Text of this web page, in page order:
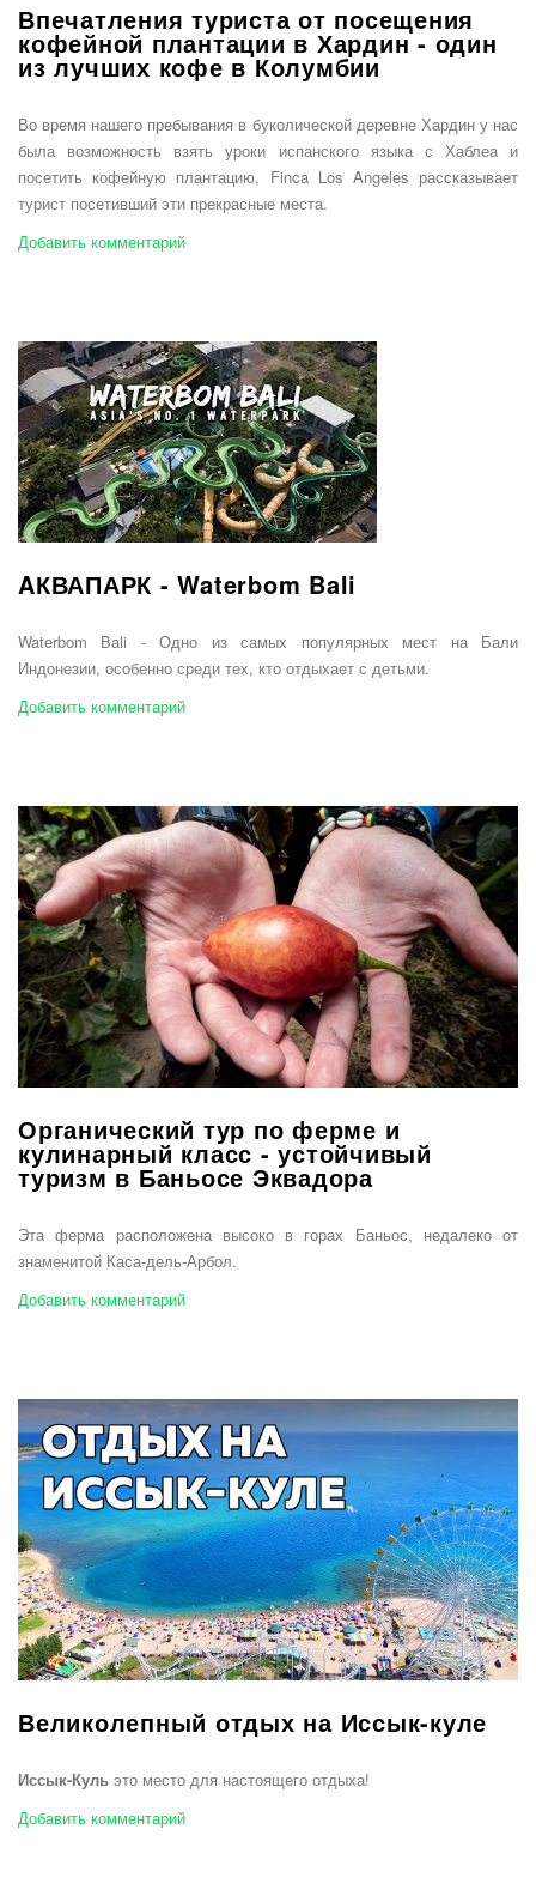
Впечатления туриста от посещения
кофейной плантации в Хардин - один
из лучших кофе в Колумбии
Во время нашего пребывания в буколической деревне Хардин у нас
была возможность взять уроки испанского языка с Хаблеа и
посетить кофейную плантацию, Finca Los Angeles рассказывает
турист посетивший эти прекрасные места.
Добавить комментарий
AКВАПАРК - Waterbom Bali
Waterbom Bali - Одно из самых популярных мест на Бали
Индонезии, особенно среди тех, кто отдыхает с детьми.
Добавить комментарий
Органический тур по ферме и
кулинарный класс - устойчивый
туризм в Баньосе Эквадора
Эта ферма расположена высоко в горах Баньос, недалеко от
знаменитой Каса-дель-Арбол.
Добавить комментарий
Великолепный отдых на Иссык-куле
Иссык-Куль это место для настоящего отдыха!
Добавить комментарий